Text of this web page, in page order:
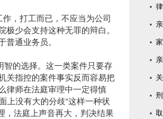
，打工而已，不应当为公司
少会支持这种无罪的辩白。
通业务员。
智的选择。这一类案件只要存
关指控的案件事实反而容易把
律师在法庭审理中一定得慎
上没有大的分歧“这样一种状
法庭上声音再大，判决结果